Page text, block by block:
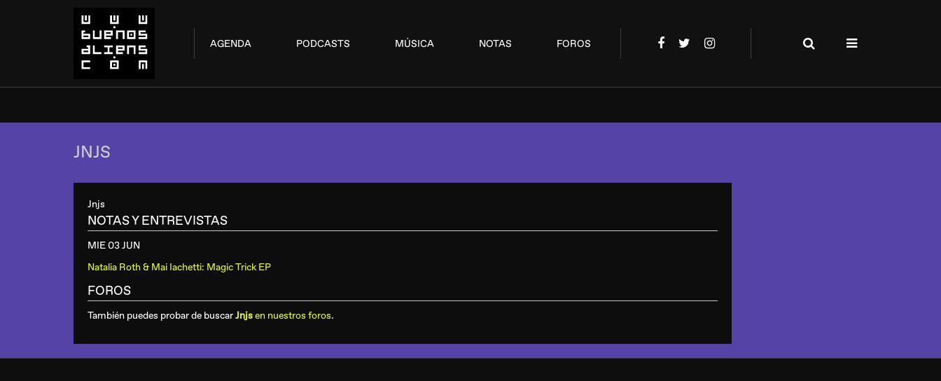
AGENDA PODCASTS MÚSICA NOTAS FOROS
JNJS
Jnjs
NOTAS Y ENTREVISTAS
MIE 03 JUN
Natalia Roth & Mai Iachetti: Magic Trick EP
FOROS
También puedes probar de buscarJnjsen nuestros foros.